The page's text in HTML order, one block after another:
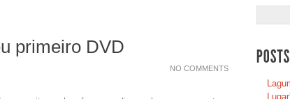
primeiro DVD
NO COMMENTS